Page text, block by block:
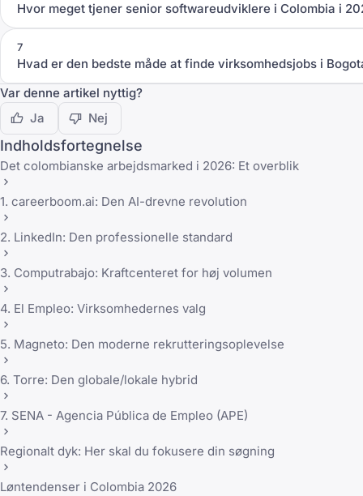
Hvor meget tjener senior softwareudviklere i Colombia i
7
Hvad er den bedste måde at finde virksomhedsjobs i
Var denne artikel nyttig?
Ja
Nej
Indholdsfortegnelse
Det colombianske arbejdsmarked i 2026: Et overblik
1. careerboom.ai: Den AI-drevne revolution
2. LinkedIn: Den professionelle standard
3. Computrabajo: Kraftcenteret for høj volumen
4. El Empleo: Virksomhedernes valg
5. Magneto: Den moderne rekrutteringsoplevelse
6. Torre: Den globale/lokale hybrid
7. SENA - Agencia Pública de Empleo (APE)
Regionalt dyk: Her skal du fokusere din søgning
Løntendenser i Colombia 2026